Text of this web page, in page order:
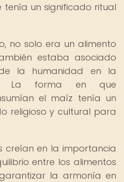
tenía un significado ritual
no solo era un alimento
estaba asociado
la humanidad en la
La forma en que
el maíz tenía un
religioso y cultural para
creían en la importancia
entre los alimentos
la armonía en